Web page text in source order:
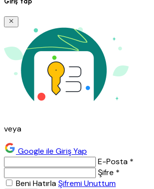
veya
Google ile Giriş Yap
E-Posta *
Şifre *
Beni HatırlaŞifremi Unuttum